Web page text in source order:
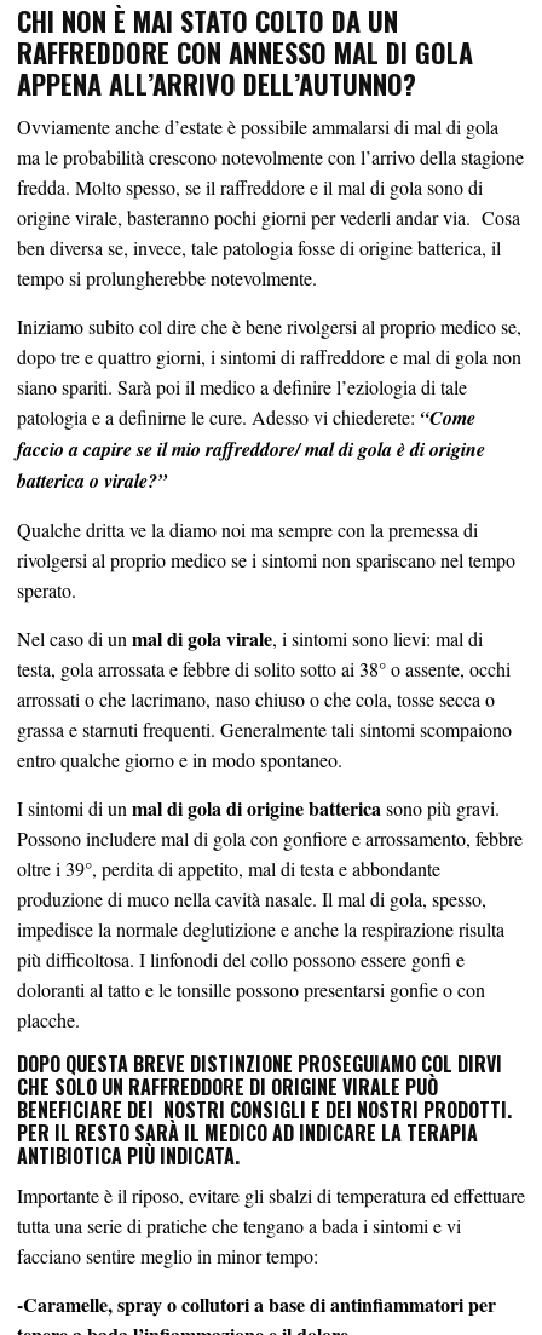
CHI NON È MAI STATO COLTO DA UN
RAFFREDDORE CON ANNESSO MAL DI GOLA
APPENA ALL’ARRIVO DELL’AUTUNNO?
Ovviamente anche d’estate è possibile ammalarsi di mal di gola
ma le probabilità crescono notevolmente con l’arrivo della stagione
fredda. Molto spesso, se il raffreddore e il mal di gola sono di
origine virale, basteranno pochi giorni per vederli andar via. Cosa
ben diversa se, invece, tale patologia fosse di origine batterica, il
tempo si prolungherebbe notevolmente.
Iniziamo subito col dire che è bene rivolgersi al proprio medico se,
dopo tre e quattro giorni, i sintomi di raffreddore e mal di gola non
siano spariti. Sarà poi il medico a definire l’eziologia di tale
patologia e a definirne le cure. Adesso vi chiederete: “Come
faccio a capire se il mio raffreddore/ mal di gola è di origine
batterica o virale?”
Qualche dritta ve la diamo noi ma sempre con la premessa di
rivolgersi al proprio medico se i sintomi non spariscano nel tempo
sperato.
Nel caso di unmal di gola virale, i sintomi sono lievi: mal di
testa, gola arrossata e febbre di solito sotto ai 38° o assente, occhi
arrossati o che lacrimano, naso chiuso o che cola, tosse secca o
grassa e starnuti frequenti. Generalmente tali sintomi scompaiono
entro qualche giorno e in modo spontaneo.
I sintomi di unmal di gola di origine battericasono più gravi.
Possono includere mal di gola con gonfiore e arrossamento, febbre
oltre i 39°, perdita di appetito, mal di testa e abbondante
produzione di muco nella cavità nasale. Il mal di gola, spesso,
impedisce la normale deglutizione e anche la respirazione risulta
più difficoltosa. I linfonodi del collo possono essere gonfi e
doloranti al tatto e le tonsille possono presentarsi gonfie o con
placche.
DOPO QUESTA BREVE DISTINZIONE PROSEGUIAMO COL DIRVI
CHE SOLO UN RAFFREDDORE DI ORIGINE VIRALE PUÒ
BENEFICIARE DEI NOSTRI CONSIGLI E DEI NOSTRI PRODOTTI.
PER IL RESTO SARÀ IL MEDICO AD INDICARE LA TERAPIA
ANTIBIOTICA PIÙ INDICATA.
Importante è il riposo, evitare gli sbalzi di temperatura ed effettuare
tutta una serie di pratiche che tengano a bada i sintomi e vi
facciano sentire meglio in minor tempo:
-Caramelle, spray o collutori a base di antinfiammatori per